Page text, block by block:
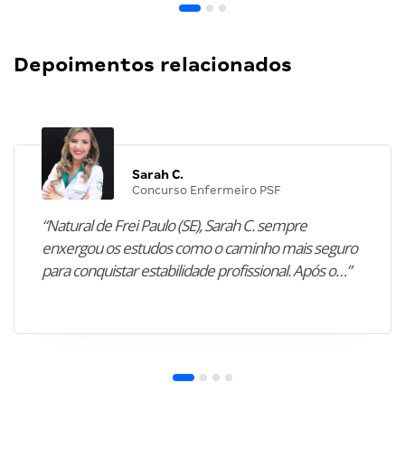
Depoimentos relacionados
Sarah C.
Concurso Enfermeiro PSF
“Natural de Frei Paulo (SE), Sarah C. sempre
enxergou os estudos como o caminho mais seguro
para conquistar estabilidade profissional. Após o…”